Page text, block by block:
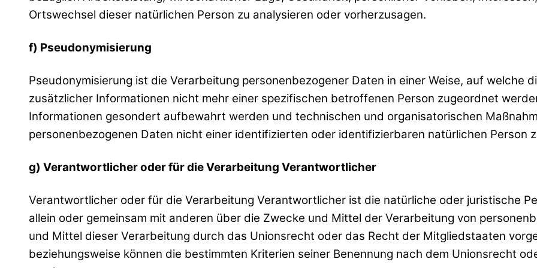
Ortswechsel dieser natürlichen Person zu analysieren oder vorherzusagen.
f) Pseudonymisierung
Pseudonymisierung ist die Verarbeitung personenbezogener Daten in einer Weise, auf welche
zusätzlicher Informationen nicht mehr einer spezifischen betroffenen Person zugeordnet
Informationen gesondert aufbewahrt werden und technischen und organisatorischen
personenbezogenen Daten nicht einer identifizierten oder identifizierbaren natürlichen Person
g) Verantwortlicher oder für die Verarbeitung Verantwortlicher
Verantwortlicher oder für die Verarbeitung Verantwortlicher ist die natürliche oder juristische
allein oder gemeinsam mit anderen über die Zwecke und Mittel der Verarbeitung von
und Mittel dieser Verarbeitung durch das Unionsrecht oder das Recht der Mitgliedstaaten
beziehungsweise können die bestimmten Kriterien seiner Benennung nach dem Unionsrecht